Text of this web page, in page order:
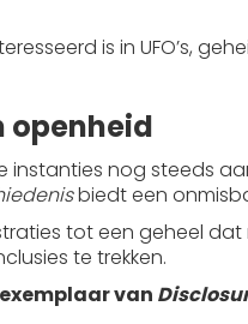
is in UFO’s,
openheid
instanties nog steeds
biedt een
tot een geheel
te trekken.
van